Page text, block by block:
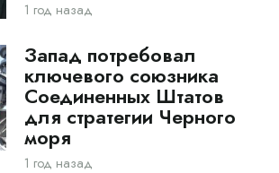
1 год назад
Запад потребовал
ключевого союзника
Соединенных Штатов
для стратегии Черного
моря
1 год назад